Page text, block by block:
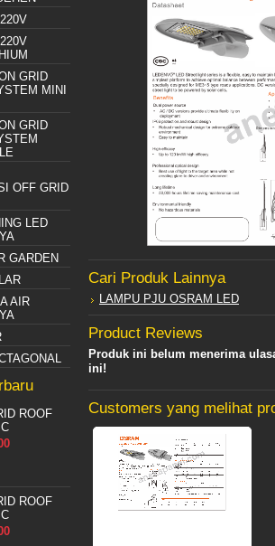
GRID
MINI
GRID
OFF GRID
LED
GARDEN
AIR
ROOF
ROOF
Cari Produk Lainnya
LAMPU PJU OSRAM LED
Product Reviews
Produk ini belum menerima
ini!
Customers yang melihat